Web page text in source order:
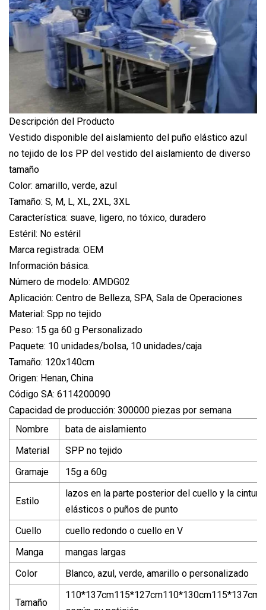
Descripción del Producto
Vestido disponible del aislamiento del puño elástico azul
no tejido de los PP del vestido del aislamiento de diverso
tamaño
Color: amarillo, verde, azul
Tamaño: S, M, L, XL, 2XL, 3XL
Característica: suave, ligero, no tóxico, duradero
Estéril: No estéril
Marca registrada: OEM
Información básica.
Número de modelo: AMDG02
Aplicación: Centro de Belleza, SPA, Sala de Operaciones
Material: Spp no ​​tejido
Peso: 15 ga 60 g Personalizado
Paquete: 10 unidades/bolsa, 10 unidades/caja
Tamaño: 120x140cm
Origen: Henan, China
Código SA: 6114200090
Capacidad de producción: 300000 piezas por semana
Nombre
bata de aislamiento
Material
SPP no tejido
Gramaje
15g a 60g
Estilo
lazos en la parte posterior del cuello y la
elásticos o puños de punto
Cuello
cuello redondo o cuello en V
Manga
mangas largas
Color
Blanco, azul, verde, amarillo o personalizado
Tamaño